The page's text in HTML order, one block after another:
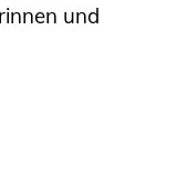
und